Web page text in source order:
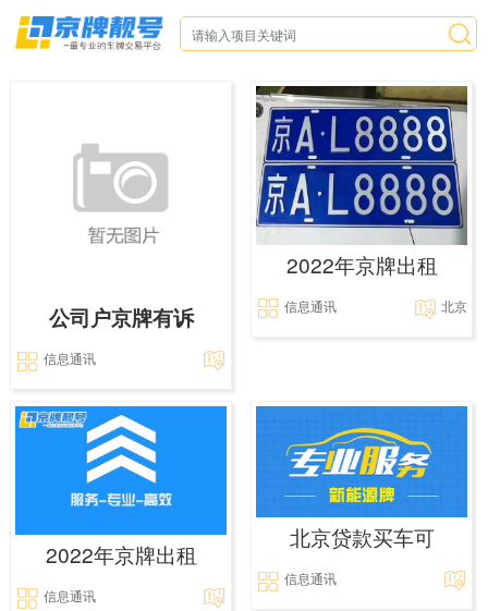
公司户京牌有诉
信息通讯
2022年京牌出租
信息通讯 北京
2022年京牌出租
信息通讯
北京贷款买车可
信息通讯